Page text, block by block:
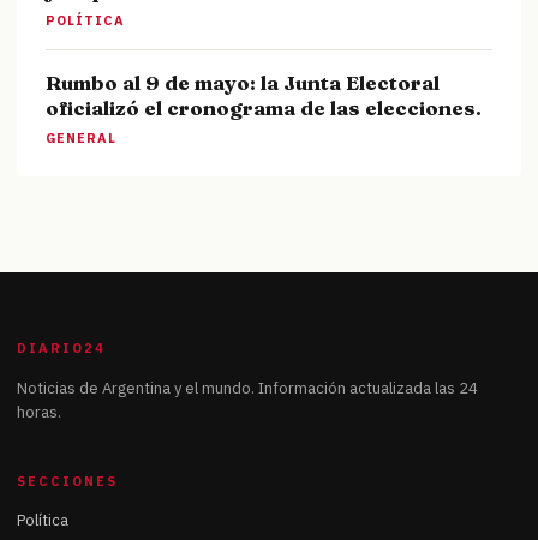
POLÍTICA
Rumbo al 9 de mayo: la Junta Electoral
oficializó el cronograma de las elecciones.
GENERAL
DIARIO24
Noticias de Argentina y el mundo. Información actualizada las 24
horas.
SECCIONES
Política